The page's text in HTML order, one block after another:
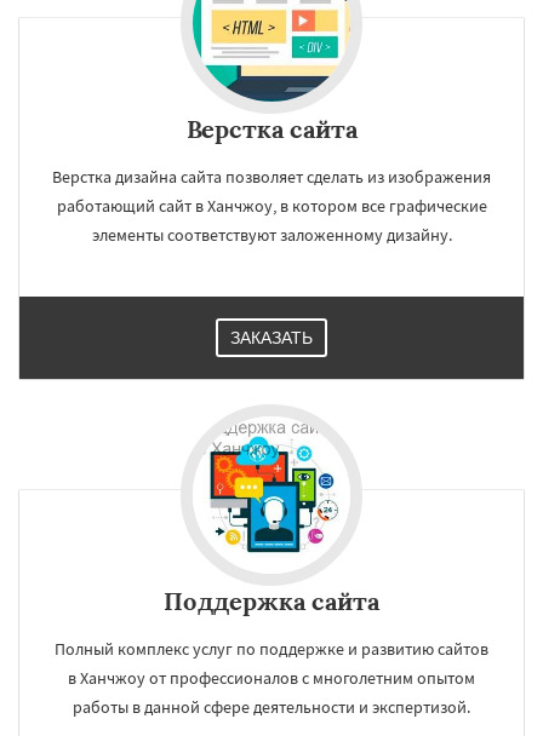
Верстка сайта
Верстка дизайна сайта позволяет сделать из изображения
работающий сайт в Ханчжоу, в котором все графические
элементы соответствуют заложенному дизайну.
ЗАКАЗАТЬ
Поддержка сайта
Полный комплекс услуг по поддержке и развитию сайтов
в Ханчжоу от профессионалов с многолетним опытом
работы в данной сфере деятельности и экспертизой.